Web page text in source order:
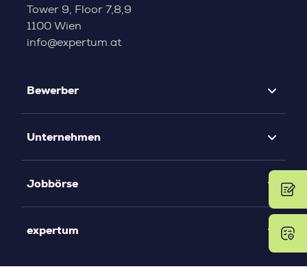
Tower 9, Floor 7,8,9
1100 Wien
info@expertum.at
Bewerber
Unternehmen
Jobbörse
expertum